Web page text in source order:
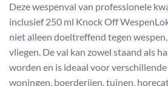
Deze wespenval van professionele
inclusief 250 ml Knock Off
niet alleen doeltreffend tegen
vliegen. De val kan zowel staand als
worden en is ideaal voor
woningen, boerderijen, tuinen,